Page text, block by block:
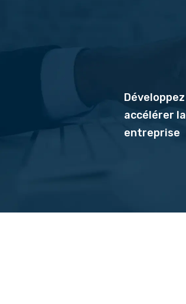
accélérer
entreprise